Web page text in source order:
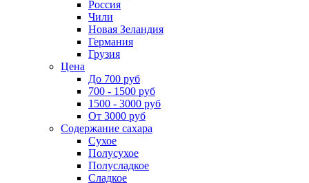
Россия
Чили
Новая Зеландия
Германия
Грузия
Цена
До 700 руб
700 - 1500 руб
1500 - 3000 руб
От 3000 руб
Содержание сахара
Сухое
Полусухое
Полусладкое
Сладкое